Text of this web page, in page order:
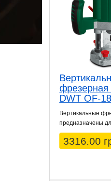
DWT OF-
Вертикальные
предназначены
3316.00